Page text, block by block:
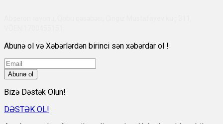
Abunə ol və Xəbərlərdən birinci sən xəbərdar ol !
Abunə ol
Bizə Dəstək Olun!
DƏSTƏK OL!